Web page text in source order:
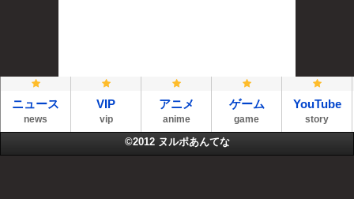
ニュース
news
VIP
vip
アニメ
anime
ゲーム
game
YouTube
story
©2012 ヌルポあんてな